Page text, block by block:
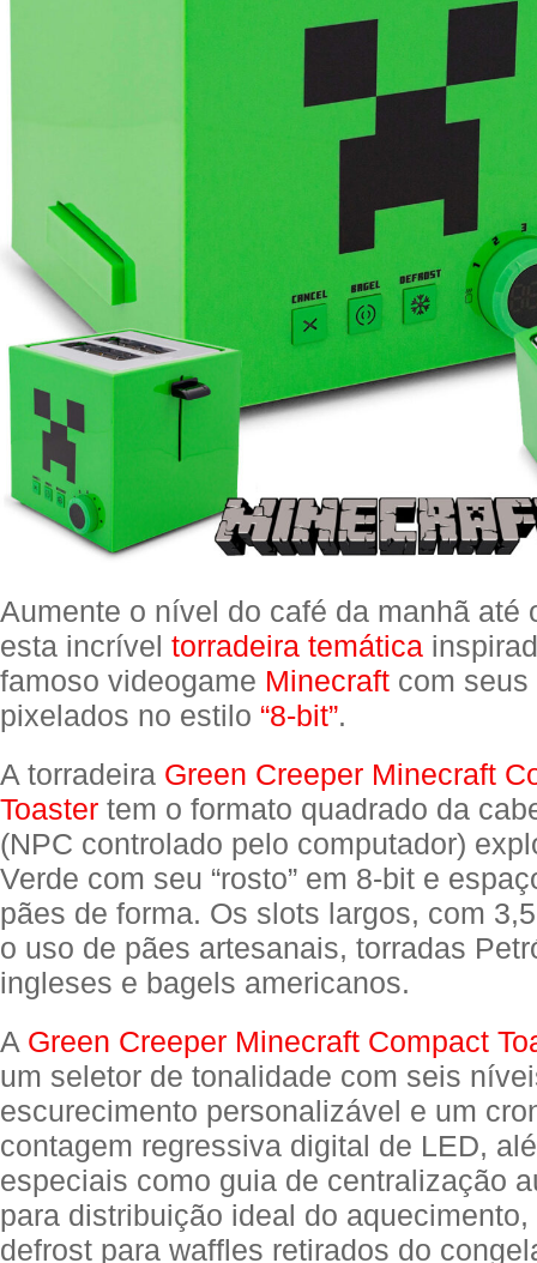
Aumente o nível do café da manhã até
esta incrível torradeira temática
famoso videogame Minecraft com
pixelados no estilo “8-bit”.
A torradeira Green Creeper Minecraft
Toaster tem o formato quadrado da
(NPC controlado pelo computador)
Verde com seu “rosto” em 8-bit e
pães de forma. Os slots largos, com
o uso de pães artesanais, torradas
ingleses e bagels americanos.
A Green Creeper Minecraft Compact
um seletor de tonalidade com seis
escurecimento personalizável e um
contagem regressiva digital de LED,
especiais como guia de centralização
para distribuição ideal do
defrost para waffles retirados do